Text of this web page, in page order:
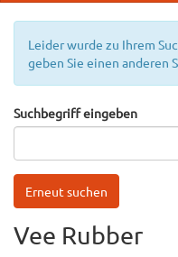
Leider wurde zu Ihrem
geben Sie einen anderen
Suchbegriff eingeben
Vee Rubber